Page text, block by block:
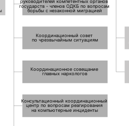
руководителей компетентных органов
государств - членов ОДКБ по вопросам
борьбы с незаконной миграцией
Координационный совет
по чрезвычайным ситуациям
Координационное совещание
главных наркологов
Консультационный координационный
центр по вопросам реагирования
на компьютерные инциденты